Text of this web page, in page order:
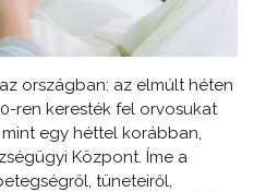
országban: az elmúlt héten
ren keresték fel orvosukat
egy héttel korábban,
Központ. Íme a
tüneteiről,